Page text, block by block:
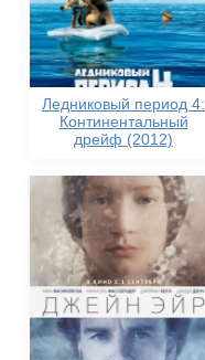
Ледниковый период 4:
Континентальный
дрейф (2012)